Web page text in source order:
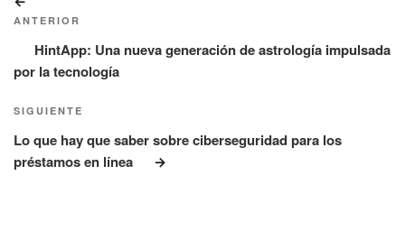
de
entradas
anterior:
ANTERIOR
HintApp: Una nueva generación de astrología impulsada
por la tecnología
Siguiente
entrada
SIGUIENTE
Lo que hay que saber sobre ciberseguridad para los
préstamos en línea